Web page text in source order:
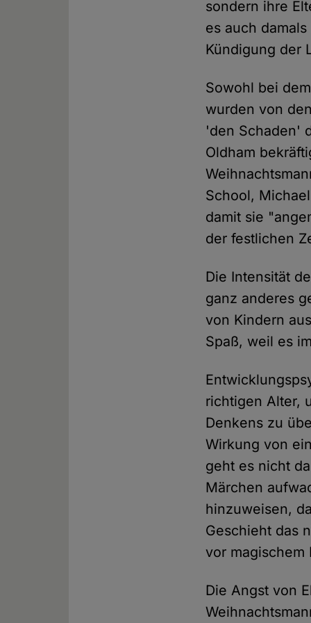
sondern ihre
es auch
Kündigung der
Sowohl bei
wurden von
'den Schaden'
Oldham
School,
damit sie
der festlichen
Die Intensität
ganz anderes
von Kindern
Spaß, weil es
richtigen Alter,
Denkens zu
Wirkung von
geht es nicht
Märchen
hinzuweisen,
Geschieht das
vor magischem
Die Angst von